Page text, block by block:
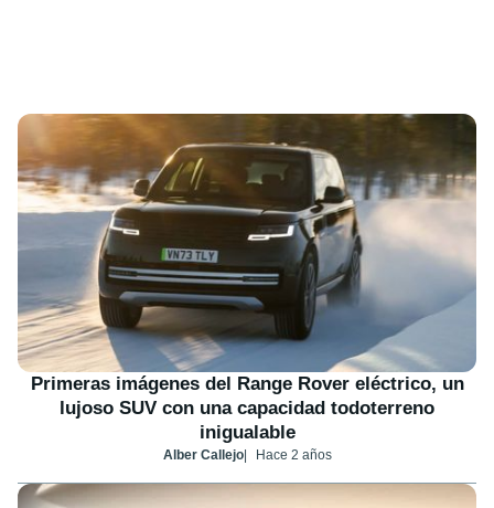
Primeras imágenes del Range Rover eléctrico, un
lujoso SUV con una capacidad todoterreno
inigualable
Alber Callejo Hace 2 años